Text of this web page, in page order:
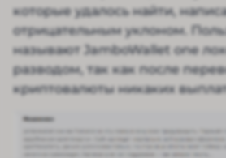
которые удалось найти,
отрицательным уклоном.
называют JamboWallet one
разводом, так как после
криптовалюты никаких